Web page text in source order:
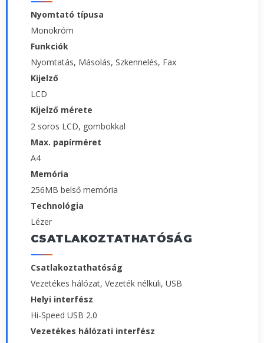
Nyomtató típusa
Monokróm
Funkciók
Nyomtatás, Másolás, Szkennelés, Fax
Kijelző
LCD
Kijelző mérete
2 soros LCD, gombokkal
Max. papírméret
A4
Memória
256MB belső memória
Technológia
Lézer
CSATLAKOZTATHATÓSÁG
Csatlakoztathatóság
Vezetékes hálózat, Vezeték nélküli, USB
Helyi interfész
Hi-Speed USB 2.0
Vezetékes hálózati interfész